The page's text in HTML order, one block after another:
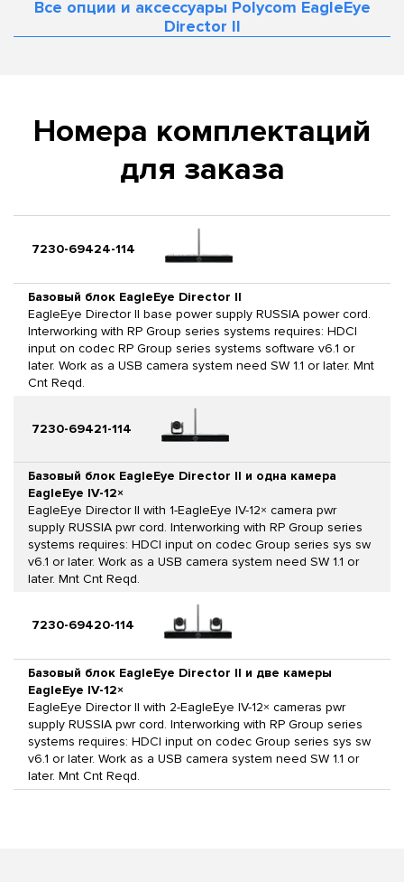
Все опции и аксессуары Polycom EagleEye
Director II
Номера комплектаций
для заказа
7230-69424-114
Базовый блок EagleEye Director II
EagleEye Director II base power supply RUSSIA power cord.
Interworking with RP Group series systems requires: HDCI
input on codec RP Group series systems software v6.1 or
later. Work as a USB camera system need SW 1.1 or later. Mnt
Cnt Reqd.
7230-69421-114
Базовый блок EagleEye Director II и одна камера
EagleEye IV-12×
EagleEye Director II with 1-EagleEye IV-12× camera pwr
supply RUSSIA pwr cord. Interworking with RP Group series
systems requires: HDCI input on codec Group series sys sw
v6.1 or later. Work as a USB camera system need SW 1.1 or
later. Mnt Cnt Reqd.
7230-69420-114
Базовый блок EagleEye Director II и две камеры
EagleEye IV-12×
EagleEye Director II with 2-EagleEye IV-12× cameras pwr
supply RUSSIA pwr cord. Interworking with RP Group series
systems requires: HDCI input on codec Group series sys sw
v6.1 or later. Work as a USB camera system need SW 1.1 or
later. Mnt Cnt Reqd.